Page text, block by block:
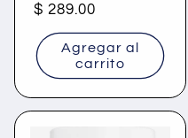
Precio
habitual
$ 289.00
Agregar al
carrito